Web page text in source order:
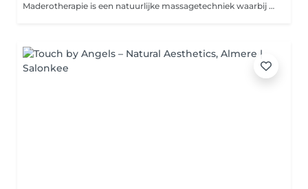
Maderotherapie is een natuurlijke massagetechniek waarbij houten tools worden gebruikt om het lichaam te vormen, verstevigen en revitaliseren. Deze massage stimuleert de doorbloeding en lymfedrainage, vermindert cellulite en helpt vocht en afvalstoffen af te voeren. Het resultaat? Een gladdere, strakkere huid en een mooier gevormd lichaam